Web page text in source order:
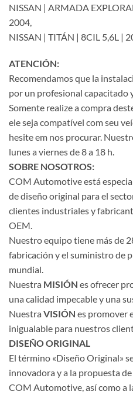
NISSAN | ARMADA
2004,
NISSAN | TITÁN | 8CIL 5,6L |
ATENCIÓN:
Recomendamos que la
por un profesional capacitado
Somente realize a compra
ele seja compatível com seu
hesite em nos procurar.
lunes a viernes de 8 a 18 h.
SOBRE NOSOTROS:
COM Automotive está
de diseño original para el
clientes industriales y
OEM.
Nuestro equipo tiene más de
fabricación y el suministro de
mundial.
Nuestra MISIÓN es ofrecer
una calidad impecable y una
Nuestra VISIÓN es promover
inigualable para nuestros
DISEÑO ORIGINAL
El término «Diseño Original»
innovadora y a la propuesta
COM Automotive, así como a